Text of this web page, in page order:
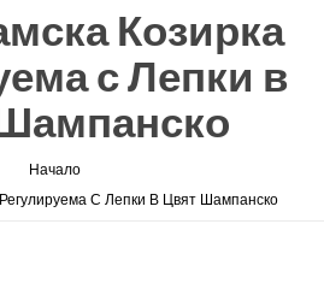
Козирка
с Лепки в
Начало
С Лепки В Цвят Шампанско